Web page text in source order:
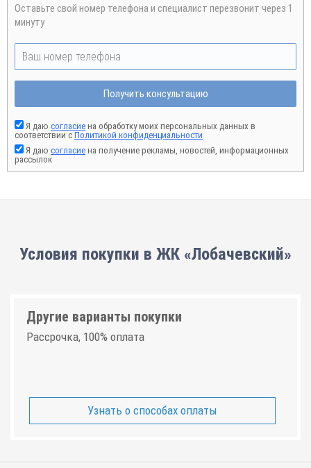
Оставьте свой номер телефона и специалист перезвонит через 1
минуту
Получить консультацию
Я даю согласие на обработку моих персональных данных в
соответствии с Политикой конфиденциальности
Я даю согласие на получение рекламы, новостей, информационных
рассылок
Условия покупки в ЖК «Лобачевский»
Другие варианты покупки
Рассрочка, 100% оплата
Узнать о способах оплаты